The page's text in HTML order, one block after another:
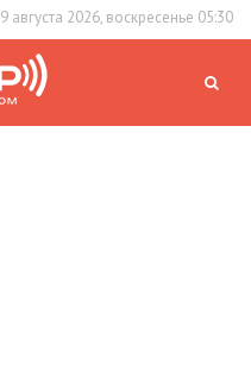
9 августа 2026, воскресенье 05:30